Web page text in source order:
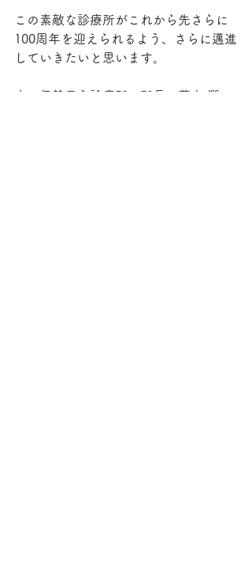
この素敵な診療所がこれから先さらに
100周年を迎えられるよう、さらに邁進
していきたいと思います。
文・伊勢民主診療所　所長　荒木 潤